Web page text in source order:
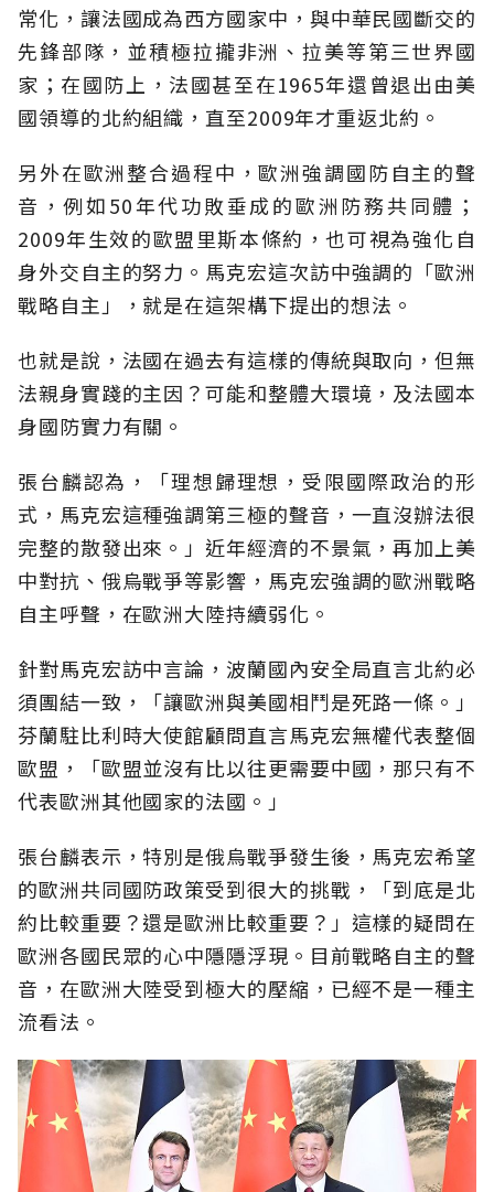
常化，讓法國成為西方國家中，與中華民國斷交的
先鋒部隊，並積極拉攏非洲、拉美等第三世界國
家；在國防上，法國甚至在1965年還曾退出由美
國領導的北約組織，直至2009年才重返北約。
另外在歐洲整合過程中，歐洲強調國防自主的聲
音，例如50年代功敗垂成的歐洲防務共同體；
2009年生效的歐盟里斯本條約，也可視為強化自
身外交自主的努力。馬克宏這次訪中強調的「歐洲
戰略自主」，就是在這架構下提出的想法。
也就是說，法國在過去有這樣的傳統與取向，但無
法親身實踐的主因？可能和整體大環境，及法國本
身國防實力有關。
張台麟認為，「理想歸理想，受限國際政治的形
式，馬克宏這種強調第三極的聲音，一直沒辦法很
完整的散發出來。」近年經濟的不景氣，再加上美
中對抗、俄烏戰爭等影響，馬克宏強調的歐洲戰略
自主呼聲，在歐洲大陸持續弱化。
針對馬克宏訪中言論，波蘭國內安全局直言北約必
須團結一致，「讓歐洲與美國相鬥是死路一條。」
芬蘭駐比利時大使館顧問直言馬克宏無權代表整個
歐盟，「歐盟並沒有比以往更需要中國，那只有不
代表歐洲其他國家的法國。」
張台麟表示，特別是俄烏戰爭發生後，馬克宏希望
的歐洲共同國防政策受到很大的挑戰，「到底是北
約比較重要？還是歐洲比較重要？」這樣的疑問在
歐洲各國民眾的心中隱隱浮現。目前戰略自主的聲
音，在歐洲大陸受到極大的壓縮，已經不是一種主
流看法。